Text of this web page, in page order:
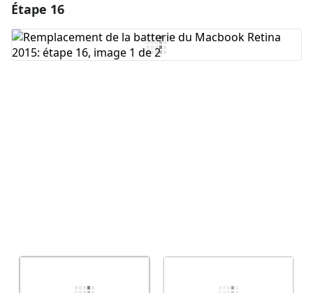
Ajouter un commentaire
Étape 16